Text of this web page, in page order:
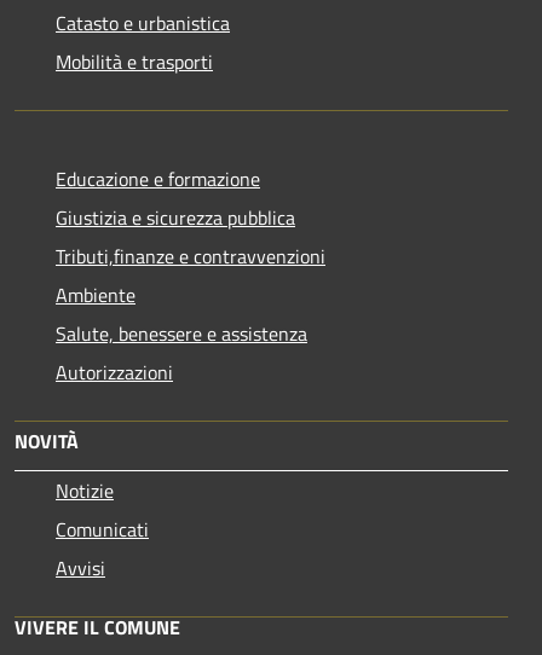
Catasto e urbanistica
Mobilità e trasporti
Educazione e formazione
Giustizia e sicurezza pubblica
Tributi,finanze e contravvenzioni
Ambiente
Salute, benessere e assistenza
Autorizzazioni
NOVITÀ
Notizie
Comunicati
Avvisi
VIVERE IL COMUNE